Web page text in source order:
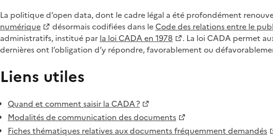
La politique d’open data, dont le cadre légal a été profondément
numérique
désormais codifiées dans le Code des relations entre le
administratifs, institué par la loi CADA en 1978
. La loi CADA permet
dernières ont l’obligation d’y répondre, favorablement ou
Liens utiles
Quand et comment saisir la CADA ?
Modalités de communication des documents
Fiches thématiques relatives aux documents fréquemment demandés